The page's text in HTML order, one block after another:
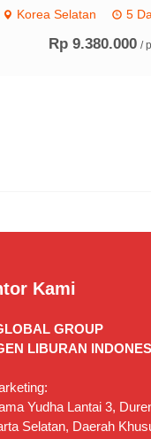
Korea Selatan 5
Rp 9.380.000 /
Kami
GROUP
LIBURAN
Yudha Lantai 3,
Selatan, Daerah